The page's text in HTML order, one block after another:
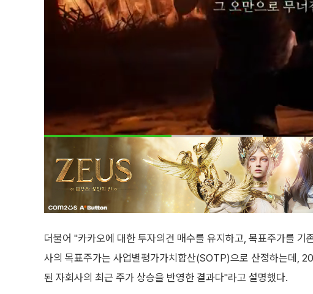
더불어 "카카오에 대한 투자의견 매수를 유지하고, 목표주가를
사의 목표주가는 사업별평가가치합산(SOTP)으로 산정하는데,
된 자회사의 최근 주가 상승을 반영한 결과다"라고 설명했다.